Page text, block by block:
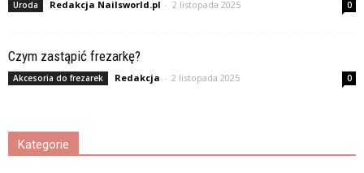
Uroda Redakcja Nailsworld.pl - 2 listopada 2025 0
Czym zastąpić frezarkę?
Akcesoria do frezarek Redakcja - 2 listopada 2025 0
Kategorie